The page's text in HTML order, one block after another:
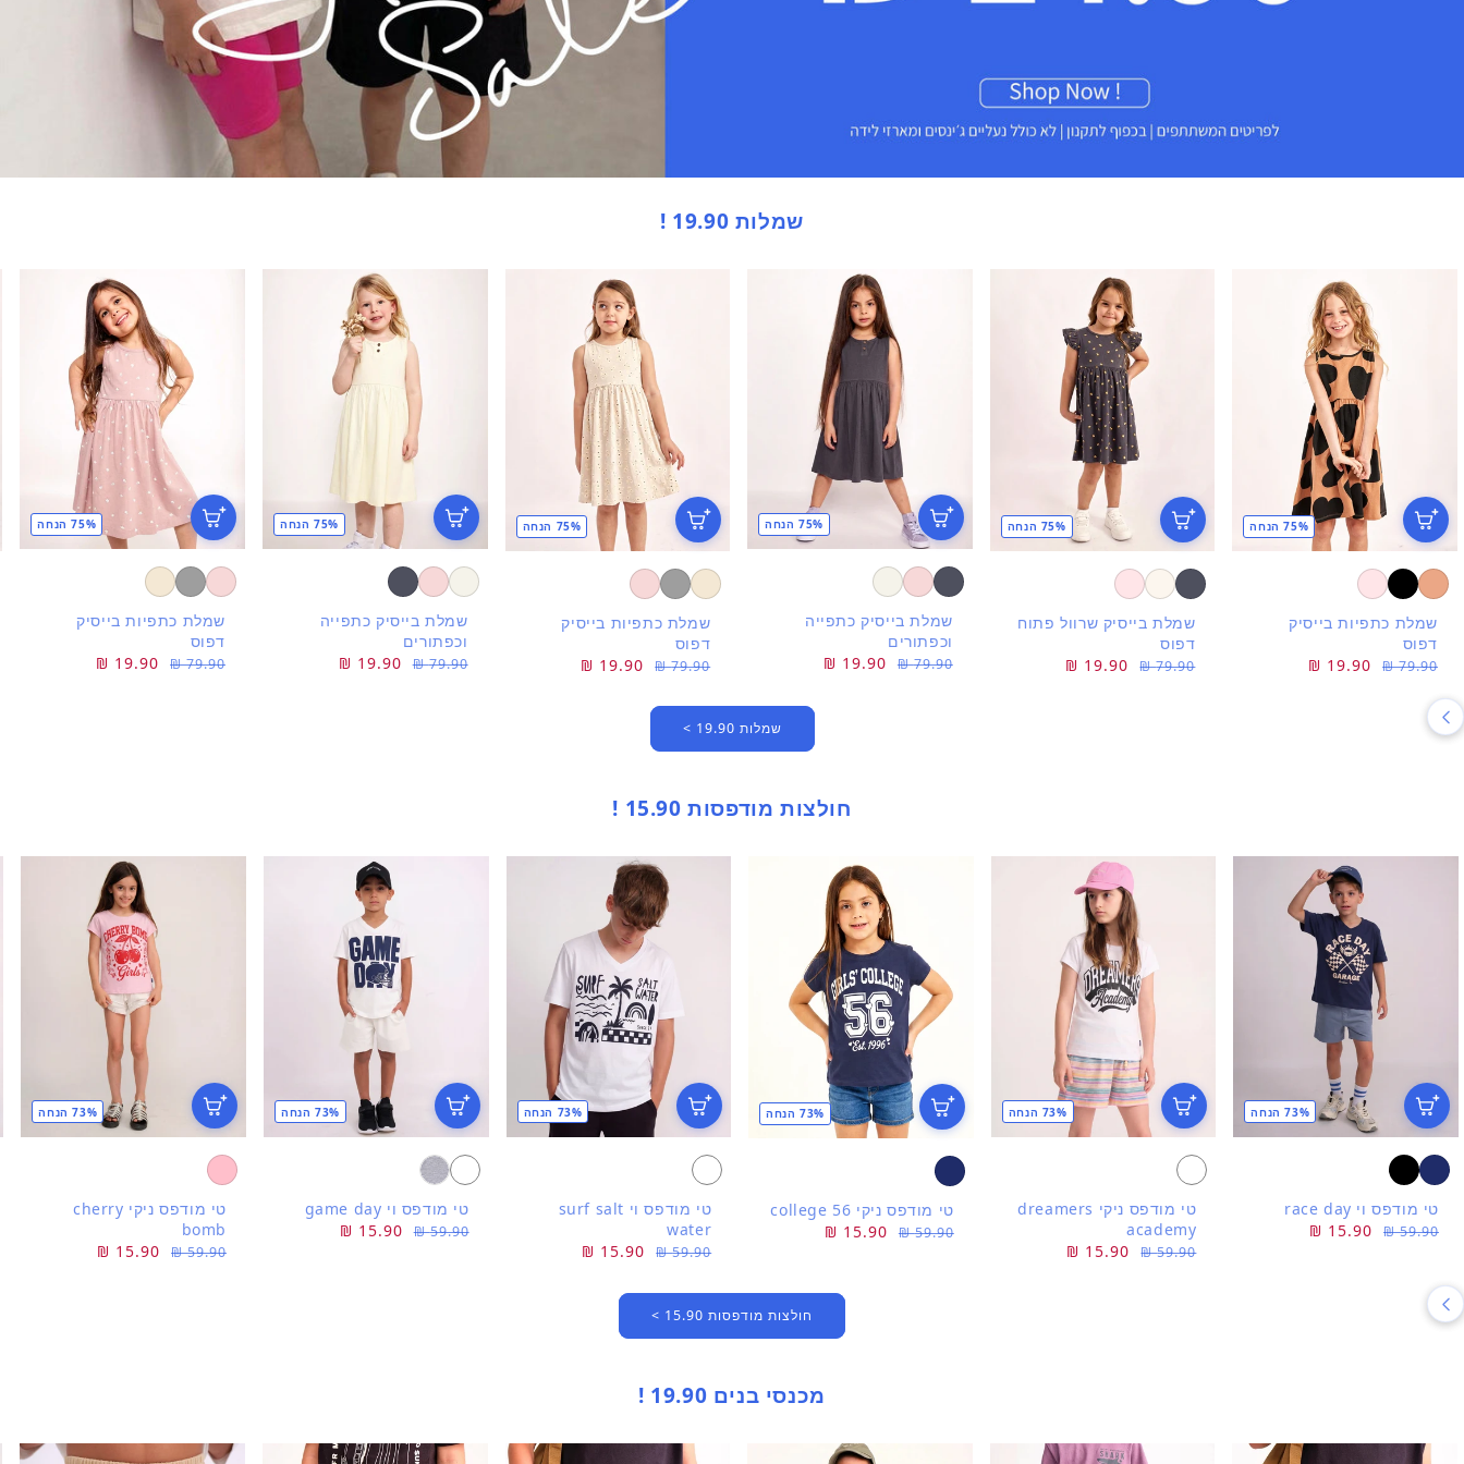
ם
ה
ל
ב
K
e
d
c
o
שמלות 19.90 !
75% הנחה
שמלת כתפיות בייסיק
דפוס
מחיר
79.90 ₪
מחיר
19.90 ₪
75% הנחה
שמלת בייסיק שרוול פתוח
דפוס
מחיר
79.90 ₪
מחיר
19.90 ₪
75% הנחה
שמלת בייסיק כתפייה
וכפתורים
מחיר
79.90 ₪
מחיר
19.90 ₪
75% הנחה
שמלת כתפיות בייסיק
דפוס
מחיר
79.90 ₪
מחיר
19.90 ₪
75% הנחה
שמלת בייסיק כתפייה
וכפתורים
מחיר
79.90 ₪
מחיר
19.90 ₪
75% הנחה
שמלת כתפיות בייסיק
דפוס
מחיר
79.90 ₪
מחיר
19.90 ₪
שמלות 19.90 >
חולצות מודפסות 15.90 !
73% הנחה
טי מודפס וי race day
מחיר
59.90 ₪
מחיר
15.90 ₪
73% הנחה
טי מודפס ניקי dreamers
academy
מחיר
59.90 ₪
מחיר
15.90 ₪
73% הנחה
טי מודפס ניקי college 56
מחיר
59.90 ₪
מחיר
15.90 ₪
73% הנחה
טי מודפס וי surf salt
water
מחיר
59.90 ₪
מחיר
15.90 ₪
73% הנחה
טי מודפס וי game day
מחיר
59.90 ₪
מחיר
15.90 ₪
73% הנחה
טי מודפס ניקי cherry
bomb
מחיר
59.90 ₪
מחיר
15.90 ₪
חולצות מודפסות 15.90 >
מכנסי בנים 19.90 !